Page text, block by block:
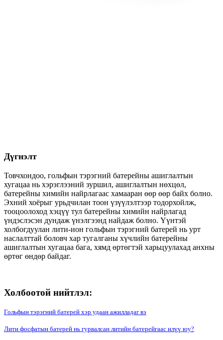
Дүгнэлт
Товчхондоо, гольфын тэрэгний батерейны ашиглалтын
хугацаа нь хэрэглээний зуршил, ашиглалтын нөхцөл,
батерейны химийн найрлагаас хамааран өөр өөр байх болно.
Эхний хоёрыг урьдчилан тоон үзүүлэлтээр тодорхойлж,
тооцоолоход хэцүү тул батерейны химийн найрлагад
үндэслэсэн дундаж үнэлгээнд найдаж болно. Үүнтэй
холбогдуулан лити-ион гольфын тэрэгний батерей нь урт
наслалттай боловч хар тугалганы хүчлийн батерейны
ашиглалтын хугацаа бага, хямд өртөгтэй харьцуулахад анхны
өртөг өндөр байдаг.
Холбоотой нийтлэл:
Гольфын тэрэгний батерей хэр удаан ажилладаг вэ
Лити фосфатын батерей нь гурвалсан литийн батерейгаас илүү юу?